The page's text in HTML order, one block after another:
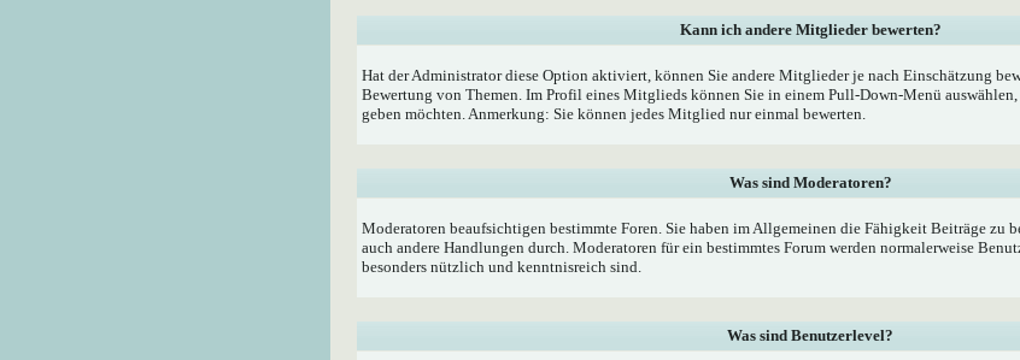
Kann ich andere Mitglieder bewerten?
Hat der Administrator diese Option aktiviert, können Sie andere Mitglieder je nach Einschätzung
Bewertung von Themen. Im Profil eines Mitglieds können Sie in einem Pull-Down-Menü
geben möchten. Anmerkung: Sie können jedes Mitglied nur einmal bewerten.
Was sind Moderatoren?
Moderatoren beaufsichtigen bestimmte Foren. Sie haben im Allgemeinen die Fähigkeit Beiträge zu
auch andere Handlungen durch. Moderatoren für ein bestimmtes Forum werden normalerweise
besonders nützlich und kenntnisreich sind.
Was sind Benutzerlevel?